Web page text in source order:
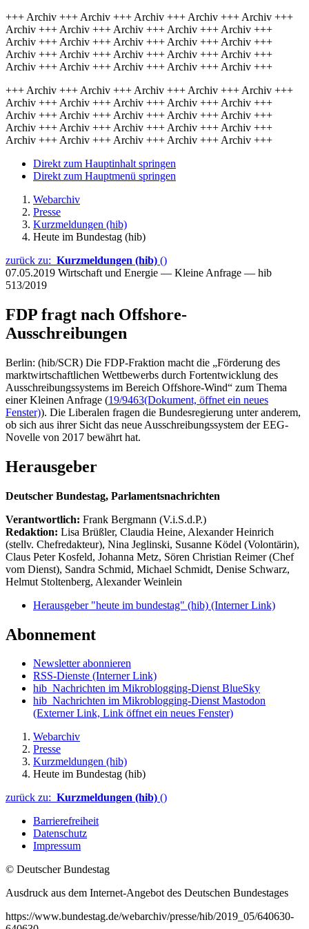
+++ Archiv +++ Archiv +++ Archiv +++ Archiv +++ Archiv +++
Archiv +++ Archiv +++ Archiv +++ Archiv +++ Archiv +++
Archiv +++ Archiv +++ Archiv +++ Archiv +++ Archiv +++
Archiv +++ Archiv +++ Archiv +++ Archiv +++ Archiv +++
Archiv +++ Archiv +++ Archiv +++ Archiv +++ Archiv +++
+++ Archiv +++ Archiv +++ Archiv +++ Archiv +++ Archiv +++
Archiv +++ Archiv +++ Archiv +++ Archiv +++ Archiv +++
Archiv +++ Archiv +++ Archiv +++ Archiv +++ Archiv +++
Archiv +++ Archiv +++ Archiv +++ Archiv +++ Archiv +++
Archiv +++ Archiv +++ Archiv +++ Archiv +++ Archiv +++
Direkt zum Hauptinhalt springen
Direkt zum Hauptmenü springen
Webarchiv
Presse
Kurzmeldungen (hib)
Heute im Bundestag (hib)
zurück zu: Kurzmeldungen (hib) ()
07.05.2019 Wirtschaft und Energie — Kleine Anfrage — hib
513/2019
FDP fragt nach Offshore-
Ausschreibungen
Berlin: (hib/SCR) Die FDP-Fraktion macht die „Förderung des
marktwirtschaftlichen Wettbewerbs durch Fortentwicklung des
Ausschreibungssystems im Bereich Offshore-Wind“ zum Thema
einer Kleinen Anfrage (19/9463(Dokument, öffnet ein neues
Fenster)). Die Liberalen fragen die Bundesregierung unter anderem,
ob sich aus ihrer Sicht das neue Ausschreibungssystem der EEG-
Novelle von 2017 bewährt hat.
Herausgeber
Deutscher Bundestag, Parlamentsnachrichten
Verantwortlich: Frank Bergmann (V.i.S.d.P.)
Redaktion: Lisa Brüßler, Claudia Heine, Alexander Heinrich
(stellv. Chefredakteur), Nina Jeglinski, Susanne Ködel (Volontärin),
Claus Peter Kosfeld, Johanna Metz, Sören Christian Reimer (Chef
vom Dienst), Sandra Schmid, Michael Schmidt, Denise Schwarz,
Helmut Stoltenberg, Alexander Weinlein
Herausgeber "heute im bundestag" (hib) (Interner Link)
Abonnement
Newsletter abonnieren
RSS-Dienste (Interner Link)
hib_Nachrichten im Mikroblogging-Dienst BlueSky
hib_Nachrichten im Mikroblogging-Dienst Mastodon
(Externer Link, Link öffnet ein neues Fenster)
Webarchiv
Presse
Kurzmeldungen (hib)
Heute im Bundestag (hib)
zurück zu: Kurzmeldungen (hib) ()
Barrierefreiheit
Datenschutz
Impressum
© Deutscher Bundestag
Ausdruck aus dem Internet-Angebot des Deutschen Bundestages
https://www.bundestag.de/webarchiv/presse/hib/2019_05/640630-